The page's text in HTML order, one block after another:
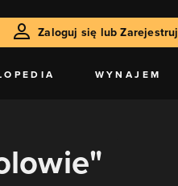
Zaloguj się lub Zarejestruj
WYNAJEM